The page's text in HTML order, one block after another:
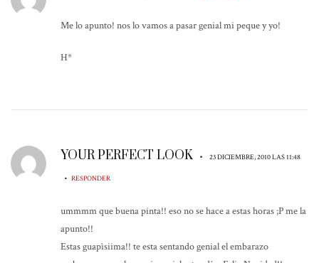
Me lo apunto! nos lo vamos a pasar genial mi peque y yo!
H*
YOUR PERFECT LOOK • 23 DICIEMBRE, 2010 LAS 11:48
• RESPONDER
ummmm que buena pinta!! eso no se hace a estas horas ;P me la
apunto!!
Estas guapìsiima!! te esta sentando genial el embarazo